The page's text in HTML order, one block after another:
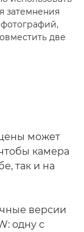
затемнения
две
может
камера
так и на
версии
одну с